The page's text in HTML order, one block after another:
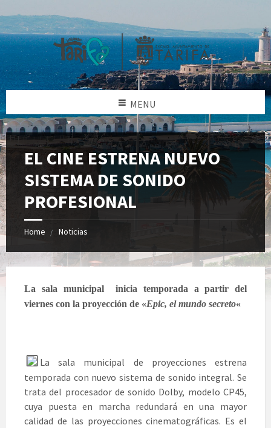
MENU
EL CINE ESTRENA NUEVO
SISTEMA DE SONIDO
PROFESIONAL
Home Noticias
La sala municipal inicia temporada a partir del
viernes con la proyección de «Epic, el mundo secreto«
La sala municipal de proyecciones estrena
temporada con nuevo sistema de sonido integral. Se
trata del procesador de sonido Dolby, modelo CP45,
cuya puesta en marcha redundará en una mayor
calidad de las proyecciones cinematográficas. Es el